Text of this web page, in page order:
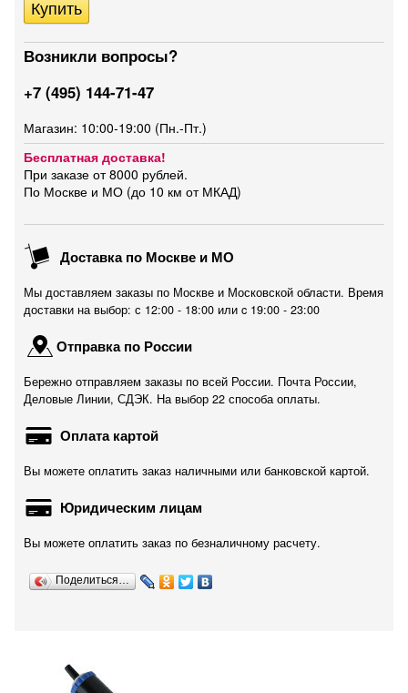
Возникли вопросы?
+7 (495) 144-71-47
Магазин: 10:00-19:00 (Пн.-Пт.)
Бесплатная доставка!
При заказе от 8000 рублей.
По Москве и МО (до 10 км от МКАД)
Доставка по Москве и МО
Мы доставляем заказы по Москве и Московской области. Время
доставки на выбор: с 12:00 - 18:00 или c 19:00 - 23:00
Отправка по России
Бережно отправляем заказы по всей России. Почта России,
Деловые Линии, СДЭК. На выбор 22 способа оплаты.
Оплата картой
Вы можете оплатить заказ наличными или банковской картой.
Юридическим лицам
Вы можете оплатить заказ по безналичному расчету.
Поделиться…